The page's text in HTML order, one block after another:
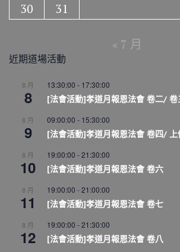
30
31
« 7 月
近期道場活動
8 月
8
13:30:00 - 17:30:00
[法會活動]孝道月報恩法會 卷二/ 卷
8 月
9
09:00:00 - 15:30:00
[法會活動]孝道月報恩法會 卷四/
8 月
10
19:00:00 -21:30:00
[法會活動]孝道月報恩法會 卷六
8 月
11
19:00:00 -21:00:00
[法會活動]孝道月報恩法會 卷七
8 月
12
19:00:00 -21:30:00
[法會活動]孝道月報恩法會 卷八